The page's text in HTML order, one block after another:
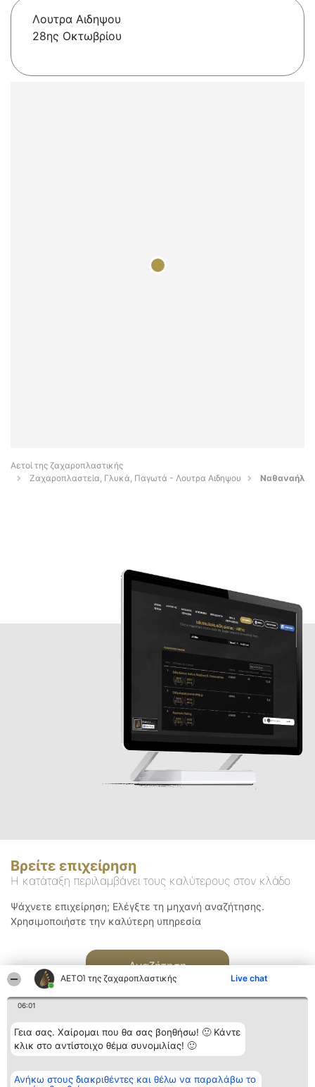
ΑΕΤΟΊ της ζαχαροπλαστικής Live chat
06:01
Γεια σας. Χαίρομαι που θα σας βοηθήσω! 🙂 Κάντε
κλικ στο αντίστοιχο θέμα συνομιλίας! 🙂
Ανήκω στους διακριθέντες και θέλω να παραλάβω το
Λουτρα Αιδηψου
28ης Οκτωβρίου
Αετοί της ζαχαροπλαστικής
Ζαχαροπλαστεία, Γλυκά, Παγωτά - Λουτρα Αιδηψου
Ναθαναήλ
Βρείτε επιχείρηση
Η κατάταξη περιλαμβάνει τους καλύτερους στον κλάδο
Ψάχνετε επιχείρηση; Ελέγξτε τη μηχανή αναζήτησης.
Χρησιμοποιήστε την καλύτερη υπηρεσία
Αναζήτηση
Διοργανωτής της
κατάταξης
Κατάταξη
Διακριθέντες
Επικοινωνία
Επικοινωνία